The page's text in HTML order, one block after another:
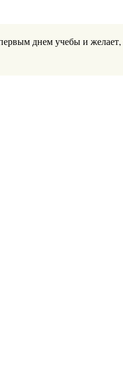
днем учебы и